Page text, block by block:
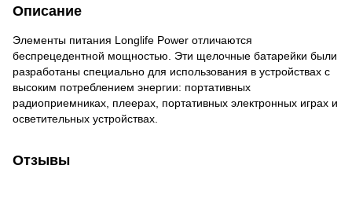
Описание
Элементы питания Longlife Power отличаются
беспрецедентной мощностью. Эти щелочные батарейки были
разработаны специально для использования в устройствах с
высоким потреблением энергии: портативных
радиоприемниках, плеерах, портативных электронных играх и
осветительных устройствах.
Отзывы